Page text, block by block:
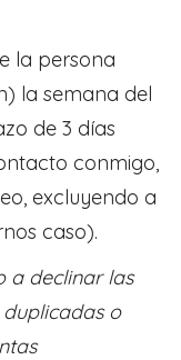
la persona
la semana del
de 3 días
conmigo,
excluyendo a
caso).
a declinar las
o